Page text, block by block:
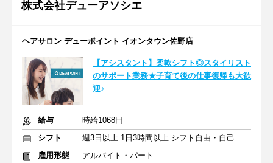
株式会社デューアソシエ
ヘアサロン デューポイント イオンタウン佐野店
【アシスタント】柔軟シフト◎スタイリスト
のサポート業務★子育て後の仕事復帰も大歓
迎♪
給与
時給1068円
シフト
週3日以上 1日3時間以上 シフト自由・自己申告
雇用形態
アルバイト・パート